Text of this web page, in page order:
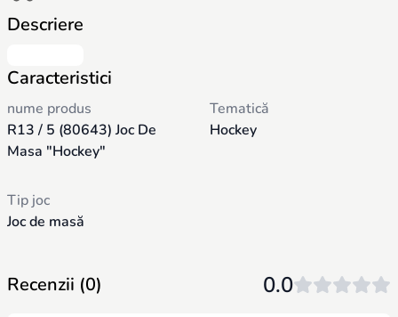
Descriere
Caracteristici
nume produs
R13 / 5 (80643) Joc De
Masa "Hockey"
Tematică
Hockey
Tip joc
Joc de masă
Recenzii (0) 0.0